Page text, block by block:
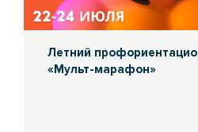
Летний
«Мульт-марафон»